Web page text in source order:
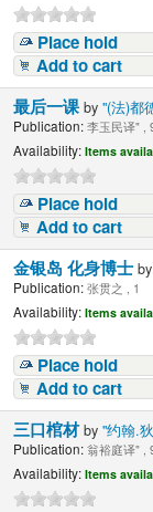
Place hold
Add to cart
最后一课by"(法)都
Publication: 李玉民译" ,
Availability: Items
Place hold
Add to cart
金银岛 化身博士
Publication: 张贯之 , 1
Availability: Items
Place hold
Add to cart
三口棺材by"约翰.
Publication: 翁裕庭译" ,
Availability: Items